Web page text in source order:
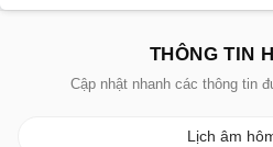
THÔNG TIN
Cập nhật nhanh các thông tin
Lịch âm